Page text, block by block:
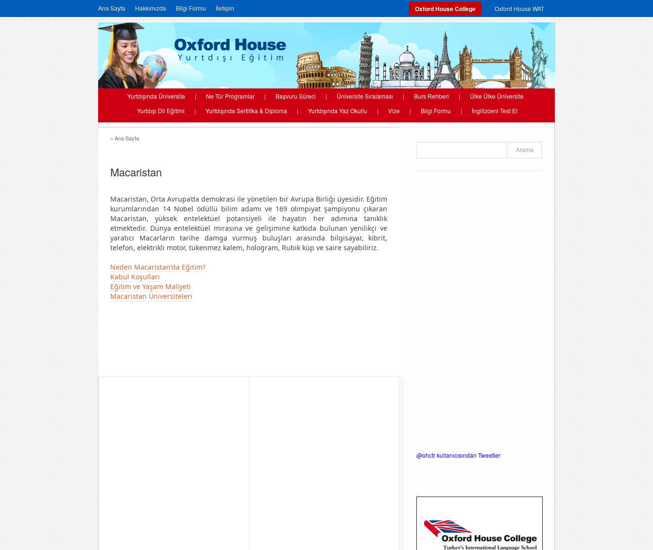
Ana Sayfa Hakkımızda Bilgi Formu İletişim Oxford House College Oxford House WAT
Yurtdışında Üniversite | Ne Tür Programlar | Başvuru Süreci | Üniversite Sıralaması | Burs Rehberi |
Ülke Ülke Üniversite
Yurtdışı Dil Eğitimi
| Yurtdışında Sertifika & Diploma | Yurtdışında Yaz Okullu | Vize | Bilgi Formu | İngilizceni Test Et
« Ana Sayfa
Macaristan
Macaristan, Orta Avrupa’da demokrasi ile yönetilen bir Avrupa Birliği üyesidir. Eğitim
kurumlarından 14 Nobel ödüllü bilim adamı ve 169 olimpiyat şampiyonu çıkaran
Macaristan, yüksek entelektüel potansiyeli ile hayatın her adımına tanıklık
etmektedir. Dünya entelektüel mirasına ve gelişimine katkıda bulunan yenilikçi ve
yaratıcı Macarların tarihe damga vurmuş buluşları arasında bilgisayar, kibrit,
telefon, elektrikli motor, tükenmez kalem, hologram, Rubik küp ve saire sayabiliriz.
Neden Macaristan'da Eğitim?
Kabul Koşulları
Eğitim ve Yaşam Maliyeti
Macaristan Üniversiteleri
@ohctr kullanıcısından Tweetler